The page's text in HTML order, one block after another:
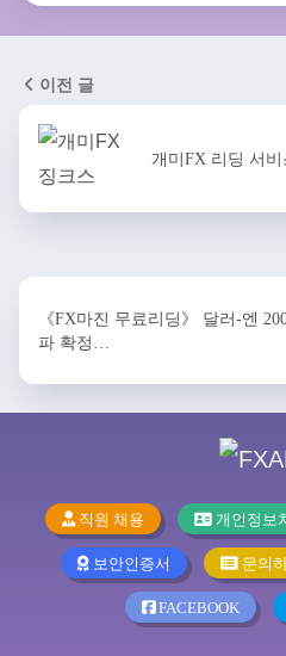
이전 글
개미FX 리딩 서비
《FX마진 무료리딩》 달러-엔
파 확정…
직원 채용 개인정보
보안인증서 문의
FACEBOOK